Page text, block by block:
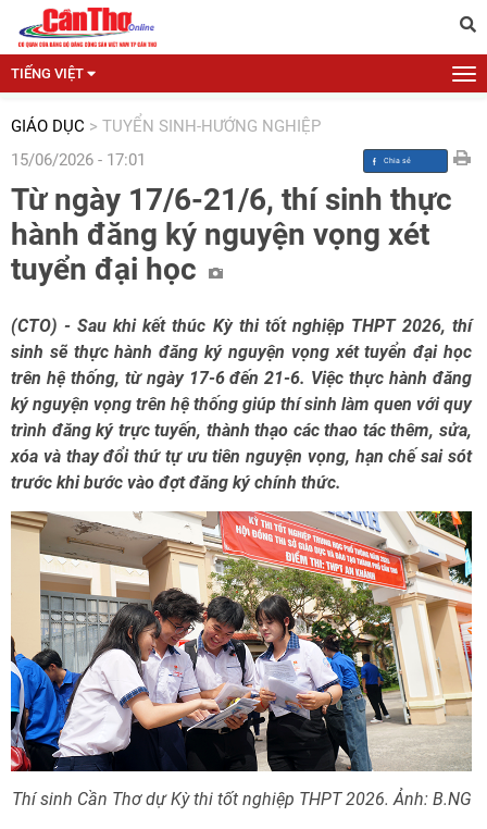
TIẾNG VIỆT
GIÁO DỤC > TUYỂN SINH-HƯỚNG NGHIỆP
15/06/2026 - 17:01
Từ ngày 17/6-21/6, thí sinh thực
hành đăng ký nguyện vọng xét
tuyển đại học
(CTO) - Sau khi kết thúc Kỳ thi tốt nghiệp THPT 2026, thí
sinh sẽ thực hành đăng ký nguyện vọng xét tuyển đại học
trên hệ thống, từ ngày 17-6 đến 21-6. Việc thực hành đăng
ký nguyện vọng trên hệ thống giúp thí sinh làm quen với quy
trình đăng ký trực tuyến, thành thạo các thao tác thêm, sửa,
xóa và thay đổi thứ tự ưu tiên nguyện vọng, hạn chế sai sót
trước khi bước vào đợt đăng ký chính thức.
Thí sinh Cần Thơ dự Kỳ thi tốt nghiệp THPT 2026. Ảnh: B.NG